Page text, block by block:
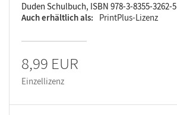
Duden Schulbuch, ISBN 978-3-8355-3262-5
Auch erhältlich als
PrintPlus-Lizenz
8,99 EUR
Einzellizenz